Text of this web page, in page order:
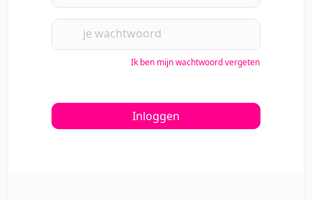
je wachtwoord
Ik ben mijn wachtwoord vergeten
Inloggen